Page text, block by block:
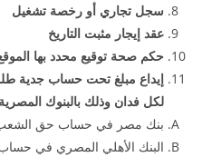
سجل تجاري أو رخصة تشغيل
عقد إيجار مثبت التاريخ
حكم صحة توقيع محدد بها
إيداع مبلغ تحت حساب جدية
لكل فدان وذلك بالبنوك المصرية
بنك مصر في حساب حق الشعب رقم
البنك الأهلي المصري في